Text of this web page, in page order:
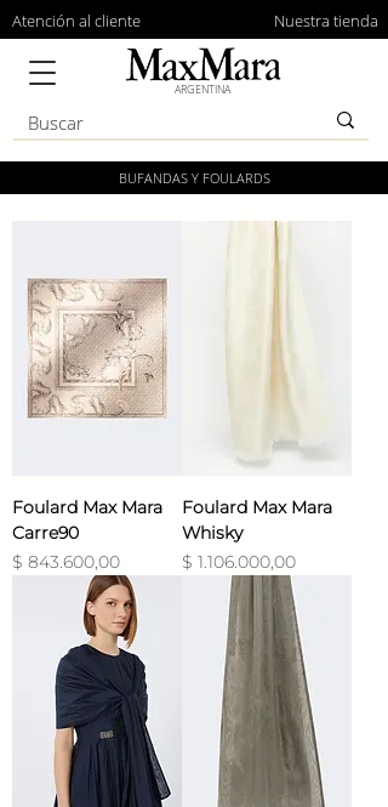
Atención al cliente Nuestra tienda
ARGENTINA
BUFANDAS Y FOULARDS
Foulard Max Mara
Carre90
Precio
$ 843.600,00
Foulard Max Mara
Whisky
Precio
$ 1.106.000,00